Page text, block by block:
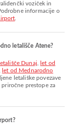
informacije o
letališče Atene?
Dunaj
let od
let od Mednarodno
letališke povezave
prestope za